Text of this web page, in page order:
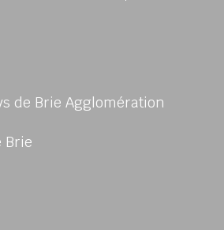
de Brie Agglomération
Brie